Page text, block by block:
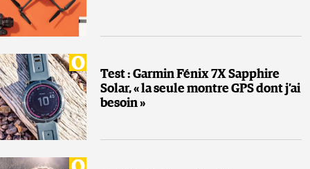
Test : Garmin Fénix 7X Sapphire
Solar, « la seule montre GPS dont j’ai
besoin »